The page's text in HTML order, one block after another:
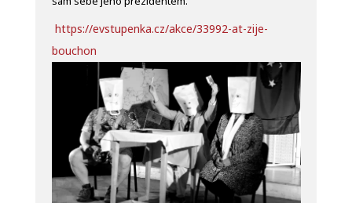
https://evstupenka.cz/akce/33992-at-zije-
bouchon